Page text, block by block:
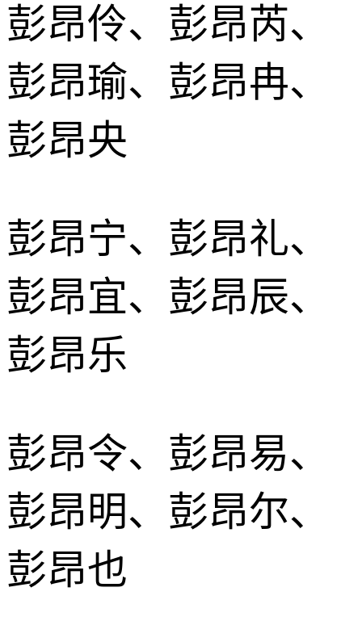
彭昂伶、彭昂芮、
彭昂瑜、彭昂冉、
彭昂央
彭昂宁、彭昂礼、
彭昂宜、彭昂辰、
彭昂乐
彭昂令、彭昂易、
彭昂明、彭昂尔、
彭昂也